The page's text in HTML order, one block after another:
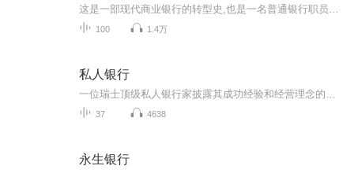
100 1.4万
私人银行
37 4638
永生银行